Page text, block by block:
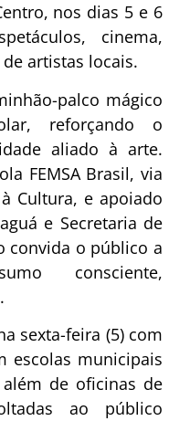
nos dias 5 e 6
cinema,
artistas locais.
palco mágico
reforçando o
aliado à arte.
FEMSA Brasil, via
Cultura, e apoiado
e Secretaria de
convida o público a
consciente,
sexta-feira (5) com
escolas municipais
de oficinas de
ao público